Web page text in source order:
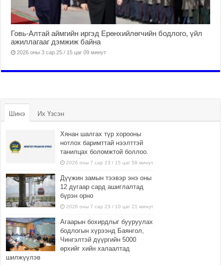
Говь-Алтай аймгийн иргэд Ерөнхийлөгчийн бодлого, үйл
ажиллагааг дэмжиж байна
2026 оны 3 сар 25 / 15 цаг 09 минут
Шинэ Их Үзсэн
Хянан шалгах түр хорооны
нотлох баримттай нээлттэй
танилцах боломжтой боллоо.
2026 оны 7 сар 23 / 15 цаг 58 минут
Дүүжин замын тээвэр энэ оны
12 дугаар сард ашиглалтад
бүрэн орно
2026 оны 7 сар 23 / 10 цаг 21 минут
Агаарын бохирдлыг бууруулах
бодлогын хүрээнд Баянгол,
Чингэлтэй дүүргийн 5000
өрхийг хийн халаалтад
шилжүүлэв